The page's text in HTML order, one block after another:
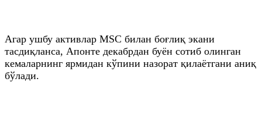
Агар ушбу активлар MSC билан боғлиқ экани
тасдиқланса, Апонте декабрдан буён сотиб олинган
кемаларнинг ярмидан кўпини назорат қилаётгани аниқ
бўлади.